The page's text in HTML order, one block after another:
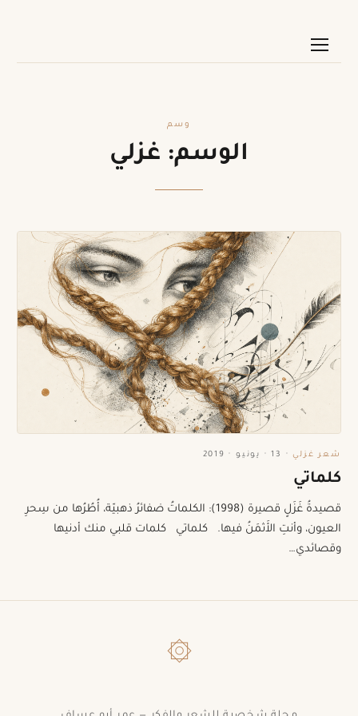
وسم
الوسم: غزلي
شعر غزلي· 13 · يونيو · 2019
كلماتي
قصيدةُ غَزَلٍ قصيرة (1998): الكلماتُ ضفائرُ ذهبيّة، أُطُرُها من سِحرِ
العيون، وأنتِ الأَثمَنُ فيها. كلماتي كلمات قلبي منك أدنيها
وقصائدي…
۞